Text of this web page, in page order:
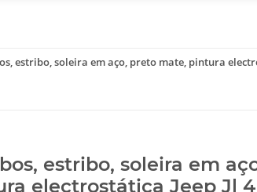
estribo, soleira em aço, preto mate, pintura
estribo, soleira em
electrostática Jeep Jl